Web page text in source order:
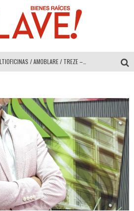
MULTIOFICINAS / AMOBLARE / TREZE – Especial Interiorismo & Decoración 2026
COLINEAL – Especial Interiorismo & Decoración 2026
ADRIANA HOYOS DESIGN STUDIO – Especial Interiorismo & Decoración 2026